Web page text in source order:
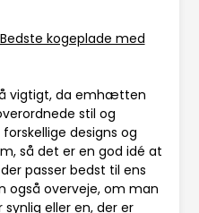
kogeplade med
vigtigt, da emhætten
stil og
designs og
så det er en god idé at
passer bedst til ens
også overveje, om man
eller en, der er